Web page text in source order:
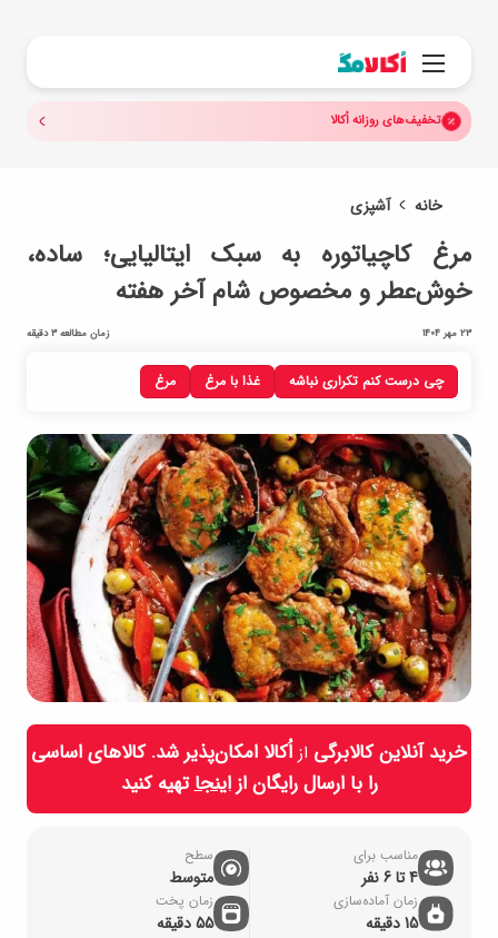
منو
تخفیف‌های روزانه اُکالا
خانه آشپزی
چی درست کنم تکراری نباشه غذا با مرغ مرغ
مرغ کاچیاتوره به سبک ایتالیایی؛ ساده،
خوش‌عطر و مخصوص شام آخر هفته
23 مهر 1404 زمان مطالعه 3 دقیقه
خرید آنلاین کالابرگی از اُکالا امکان‌پذیر شد. کالاهای اساسی
را با ارسال رایگان ازاینجاتهیه کنید
مناسب برای
4 تا 6 نفر
سطح
متوسط
زمان آماده‌سازی
15 دقیقه
زمان پخت
55 دقیقه